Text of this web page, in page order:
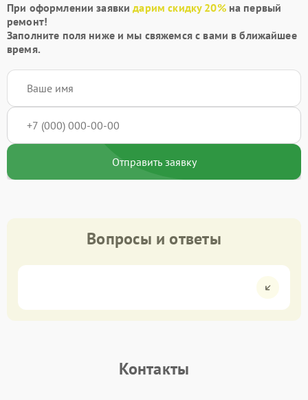
При оформлении заявкидарим скидку 20%на первый
ремонт!
Заполните поля ниже и мы свяжемся с вами в ближайшее
время.
Отправить заявку
Вопросы и ответы
Контакты